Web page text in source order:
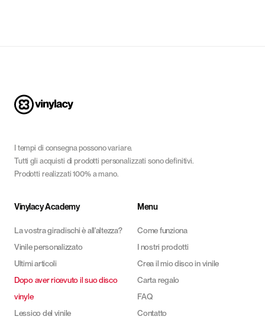
I tempi di consegna possono variare.
Tutti gli acquisti di prodotti personalizzati sono definitivi.
Prodotti realizzati 100% a mano.
Vinylacy Academy
La vostra giradischi è all'altezza?
Vinile personalizzato
Ultimi articoli
Dopo aver ricevuto il suo disco
vinyle
Lessico del vinile
Menu
Come funziona
I nostri prodotti
Crea il mio disco in vinile
Carta regalo
FAQ
Contatto